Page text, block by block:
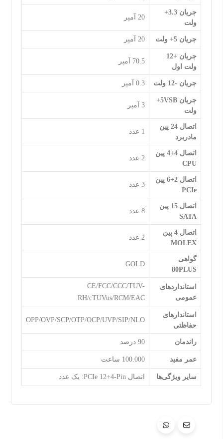
جریان 3.3+
ولت
20 آمپر
جریان 5+ ولت 20 آمپر
جریان +12
ولت اول
70.5 آمپر
جریان -12 ولت 0.3 آمپر
جریان 5VSB+
ولت
3 آمپر
اتصال 24 پین
مادربرد
1 عدد
اتصال 4+4 پین
CPU
2 عدد
اتصال 2+6 پین
PCIe
3 عدد
اتصال 15 پین
SATA
8 عدد
اتصال 4 پین
MOLEX
2 عدد
گواهی
80PLUS
GOLD
استانداردهای
عمومی
CE/FCC/CCC/TUV-
RH/cTUVus/RCM/EAC
استاندارهای
حفاظتی
OPP/OVP/SCP/OTP/OCP/UVP/SIP/NLO
راندمان 90 درصد
عمر مفید 100.000 ساعت
سایر ویژگی‌ها اتصال PCIe 12+4-Pin: یک عدد